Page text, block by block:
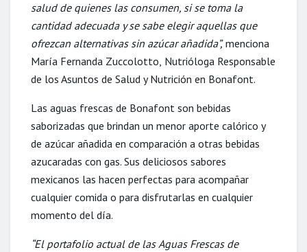
salud de quienes las consumen, si se toma la
cantidad adecuada y se sabe elegir aquellas que
ofrezcan alternativas sin azúcar añadida”,menciona
María Fernanda Zuccolotto, Nutrióloga Responsable
de los Asuntos de Salud y Nutrición en Bonafont.
Las aguas frescas de Bonafont son bebidas
saborizadas que brindan un menor aporte calórico y
de azúcar añadida en comparación a otras bebidas
azucaradas con gas. Sus deliciosos sabores
mexicanos las hacen perfectas para acompañar
cualquier comida o para disfrutarlas en cualquier
momento del día.
“El portafolio actual de lasAguas Frescas de